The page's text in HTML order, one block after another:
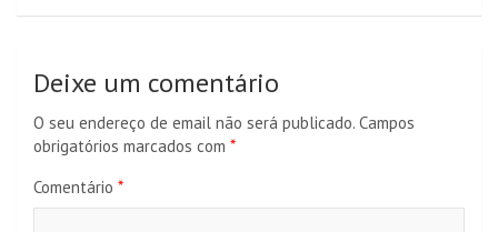
Deixe um comentário
O seu endereço de email não será publicado. Campos
obrigatórios marcados com *
Comentário *